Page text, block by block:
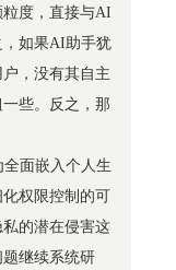
度，直接与AI
如果AI助手犹
，没有其自主
些。反之，那
面嵌入个人生
权限控制的可
的潜在侵害这
继续系统研